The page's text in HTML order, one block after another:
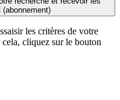
les critères de votre
cliquez sur le bouton